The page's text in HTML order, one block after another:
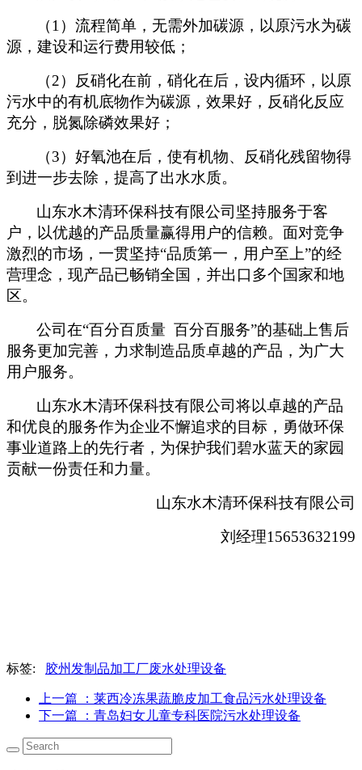
（1）流程简单，无需外加碳源，以原污水为碳
源，建设和运行费用较低；
（2）反硝化在前，硝化在后，设内循环，以原
污水中的有机底物作为碳源，效果好，反硝化反应
充分，脱氮除磷效果好；
（3）好氧池在后，使有机物、反硝化残留物得
到进一步去除，提高了出水水质。
山东水木清环保科技有限公司坚持服务于客
户，以优越的产品质量赢得用户的信赖。面对竞争
激烈的市场，一贯坚持“品质第一，用户至上”的经
营理念，现产品已畅销全国，并出口多个国家和地
区。
公司在“百分百质量 百分百服务”的基础上售后
服务更加完善，力求制造品质卓越的产品，为广大
用户服务。
山东水木清环保科技有限公司将以卓越的产品
和优良的服务作为企业不懈追求的目标，勇做环保
事业道路上的先行者，为保护我们碧水蓝天的家园
贡献一份责任和力量。
山东水木清环保科技有限公司
刘经理15653632199
标签: 胶州发制品加工厂废水处理设备
上一篇
：莱西冷冻果蔬脆皮加工食品污水处理设备
下一篇
：青岛妇女儿童专科医院污水处理设备